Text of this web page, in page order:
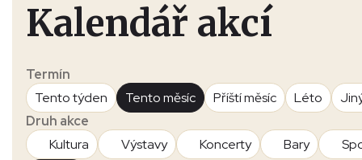
Kalendář akcí
Termín
Tento týden
Tento měsíc Příští měsíc Léto
Druh akce
Kultura
Výstavy Koncerty Bary